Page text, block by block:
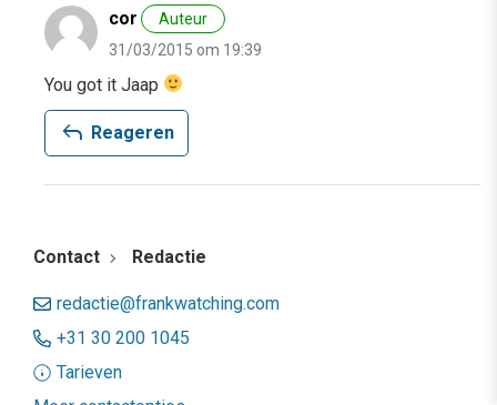
cor
Auteur
31/03/2015 om 19:39
You got it Jaap
reply Reageren
Contact Redactie
redactie@frankwatching.com
+31 30 200 1045
Tarieven